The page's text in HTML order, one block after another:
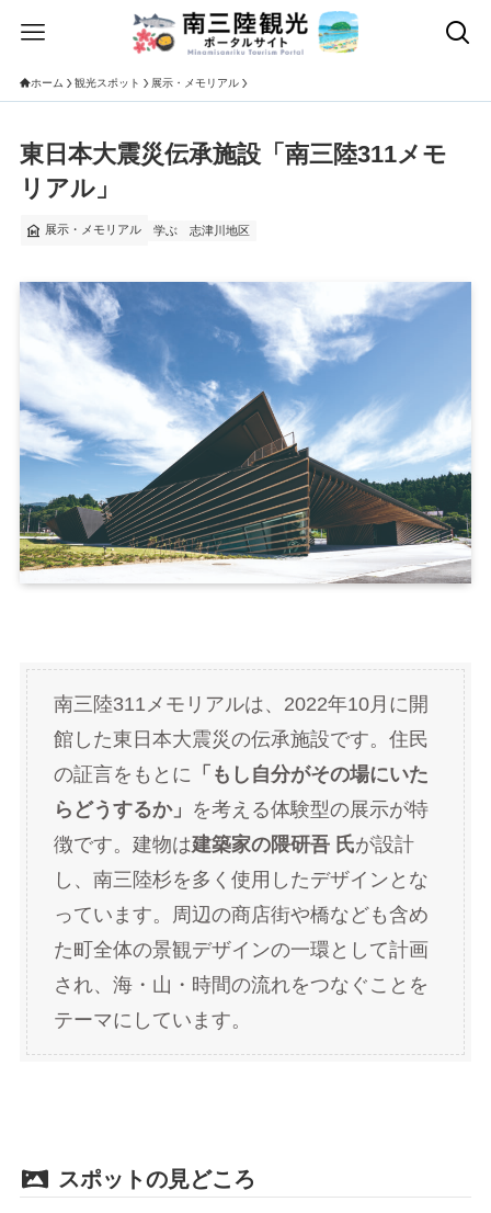
ホーム 観光スポット 展示・メモリアル
東日本大震災伝承施設「南三陸311メモ
リアル」
museum 展示・メモリアル 学ぶ 志津川地区
南三陸311メモリアルは、2022年10月に開
館した東日本大震災の伝承施設です。住民
の証言をもとに 「もし自分がその場にいた
らどうするか」 を考える体験型の展示が特
徴です。建物は建築家の隈研吾 氏が設計
し、南三陸杉を多く使用したデザインとな
っています。周辺の商店街や橋なども含め
た町全体の景観デザインの一環として計画
され、海・山・時間の流れをつなぐことを
テーマにしています。
スポットの見どころ